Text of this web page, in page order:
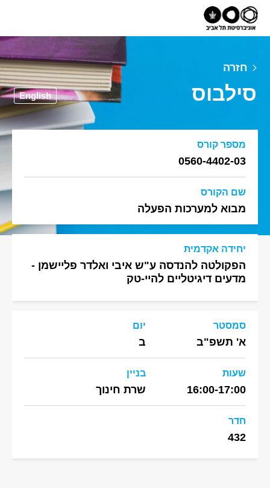
חזרה
סילבוס English
מספר קורס
0560-4402-03
שם הקורס
מבוא למערכות הפעלה
יחידה אקדמית
הפקולטה להנדסה ע"ש איבי ואלדר פליישמן -
מדעים דיגיטליים להיי-טק
סמסטר
א' תשפ"ב
יום
ב
שעות
16:00-17:00
בניין
שרת חינוך
חדר
432